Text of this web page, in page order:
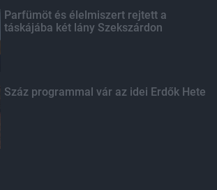
Parfümöt és élelmiszert rejtett a
táskájába két lány Szekszárdon
Száz programmal vár az idei Erdők Hete